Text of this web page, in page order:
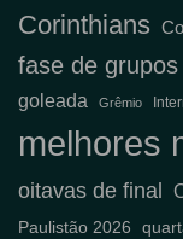
Corinthians
fase de grupos
goleada Grêmio
melhores
oitavas de final
Paulistão 2026